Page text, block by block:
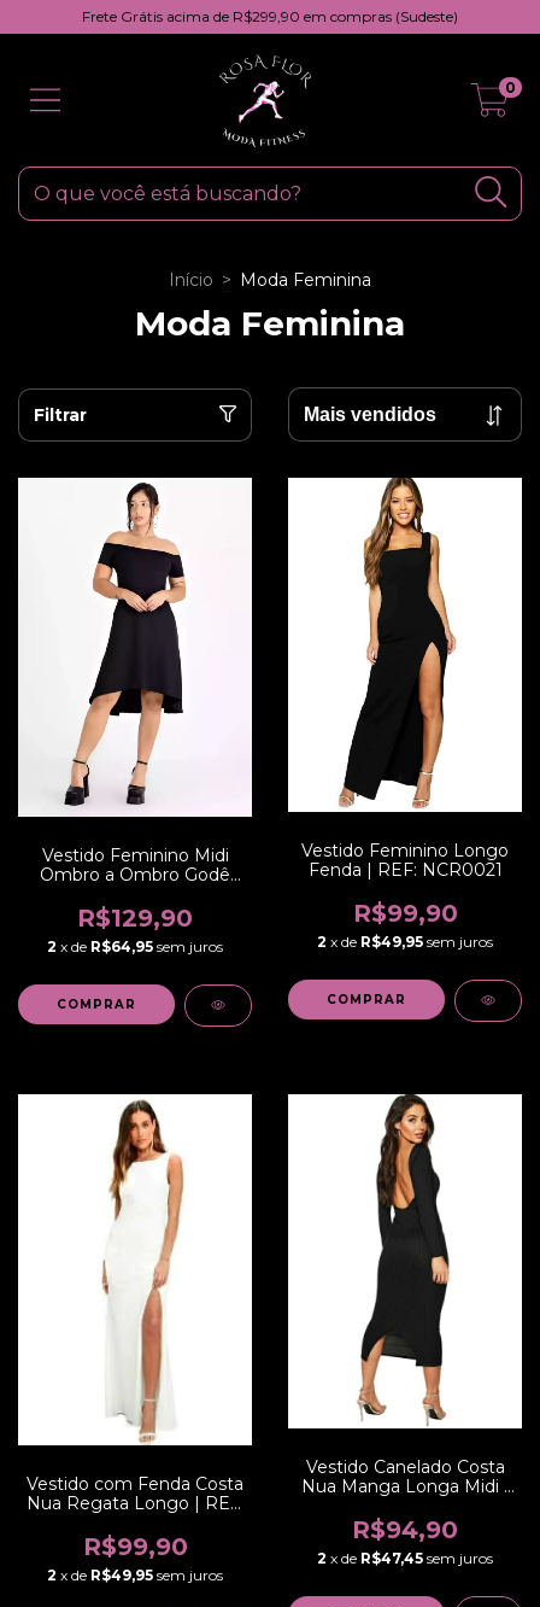
Frete Grátis acima de R$299,90 em compras (Sudeste)
0
Início > Moda Feminina
Moda Feminina
Filtrar
Vestido Feminino Midi
Ombro a Ombro Godê
R$129,90
2 x de R$64,95 sem juros
COMPRAR
Vestido Feminino Longo
Fenda | REF: NCR0021
R$99,90
2 x de R$49,95 sem juros
COMPRAR
Vestido com Fenda Costa
Nua Regata Longo | REF:
R$99,90
2 x de R$49,95 sem juros
Vestido Canelado Costa
Nua Manga Longa Midi |
R$94,90
2 x de R$47,45 sem juros